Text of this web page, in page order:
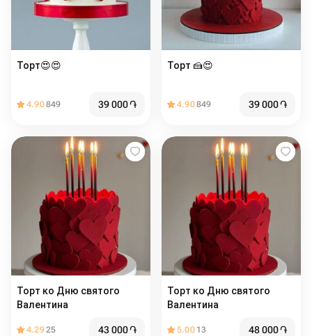
Торт😍😍
4.90849 39 000֏
Торт 🍰️️️😍
4.90849 39 000֏
Торт ко Дню святого
Валентина
4.2925 43 000֏
Торт ко Дню святого
Валентина
5.00 13 48 000֏